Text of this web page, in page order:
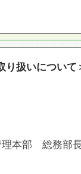
り扱いについて
本部 総務部